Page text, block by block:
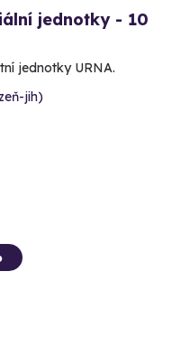
jednotky - 10
jednotky URNA.
jih)